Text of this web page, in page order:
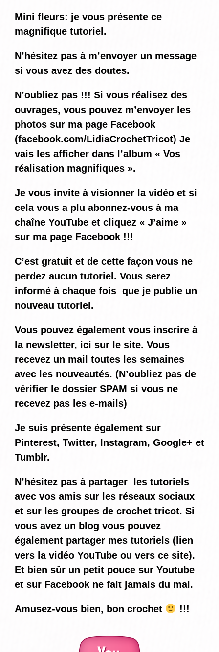
Mini fleurs: je vous présente ce
magnifique tutoriel.
N’hésitez pas à m’envoyer un message
si vous avez des doutes.
N’oubliez pas !!! Si vous réalisez des
ouvrages, vous pouvez m’envoyer les
photos sur ma page Facebook
(facebook.com/LidiaCrochetTricot) Je
vais les afficher dans l’album « Vos
réalisation magnifiques ».
Je vous invite à visionner la vidéo et si
cela vous a plu abonnez-vous à ma
chaîne YouTube et cliquez « J’aime »
sur ma page Facebook !!!
C’est gratuit et de cette façon vous ne
perdez aucun tutoriel. Vous serez
informé à chaque fois que je publie un
nouveau tutoriel.
Vous pouvez également vous inscrire à
la newsletter, ici sur le site. Vous
recevez un mail toutes les semaines
avec les nouveautés. (N’oubliez pas de
vérifier le dossier SPAM si vous ne
recevez pas les e-mails)
Je suis présente également sur
Pinterest, Twitter, Instagram, Google+ et
Tumblr.
N’hésitez pas à partager les tutoriels
avec vos amis sur les réseaux sociaux
et sur les groupes de crochet tricot. Si
vous avez un blog vous pouvez
également partager mes tutoriels (lien
vers la vidéo YouTube ou vers ce site).
Et bien sûr un petit pouce sur Youtube
et sur Facebook ne fait jamais du mal.
Amusez-vous bien, bon crochet !!!